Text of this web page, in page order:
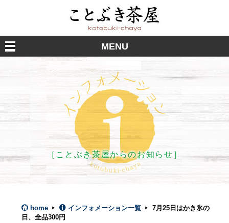
MENU
［ことぶき茶屋からのお知らせ］
home インフォメーション一覧
7月25日はかき氷の
日、全品300円